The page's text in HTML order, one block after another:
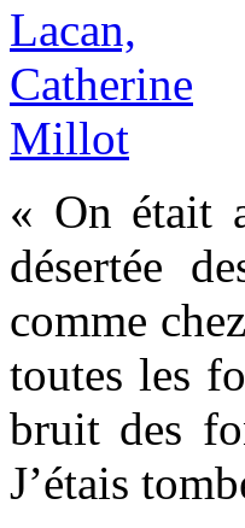
« On était
désertée
comme
toutes les
bruit des
J’étais